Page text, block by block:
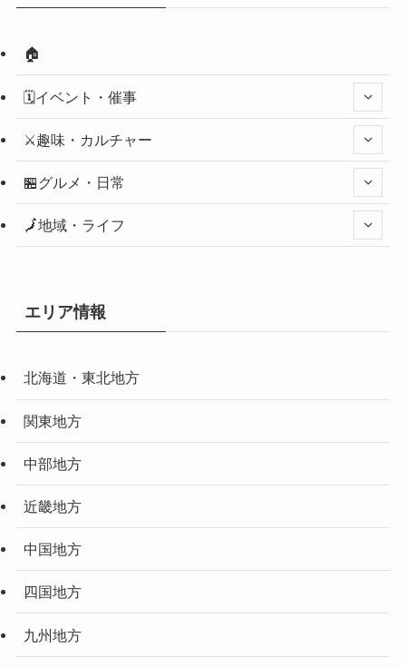
🏠
🗓️イベント・催事
⚔️趣味・カルチャー
🏪グルメ・日常
🗾地域・ライフ
エリア情報
北海道・東北地方
関東地方
中部地方
近畿地方
中国地方
四国地方
九州地方